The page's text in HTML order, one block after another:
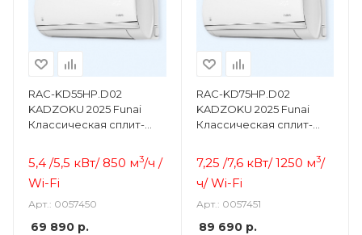
RAC-KD55HP.D02
KADZOKU 2025 Funai
Классическая сплит-
5,4 /5,5 кВт/ 850 м3/ч /
Wi-Fi
Арт.: 0057450
69 890 р.
RAC-KD75HP.D02
KADZOKU 2025 Funai
Классическая сплит-
7,25 /7,6 кВт/ 1250 м3/
ч/ Wi-Fi
Арт.: 0057451
89 690р.